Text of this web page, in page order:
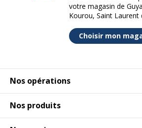
Nos opérations
Nos produits
votre magasin de
Kourou, Saint
Choisir mon